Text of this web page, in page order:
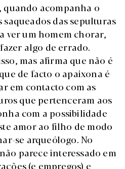
quando acompanha o
das sepulturas
ver um homem chorar,
algo de errado.
mas afirma que não é
de facto o apaixona é
em contacto com as
que pertenceram aos
com a possibilidade
amor ao filho de modo
se arqueólogo. No
parece interessado em
(e empregos) e